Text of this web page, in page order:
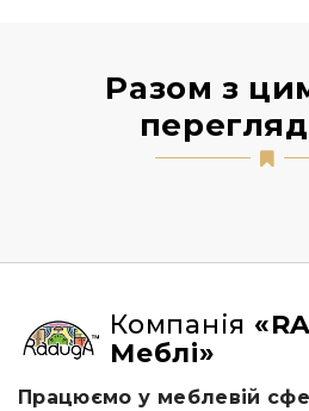
Разом з
Компанія
Меблі»
Працюємо у меблевій